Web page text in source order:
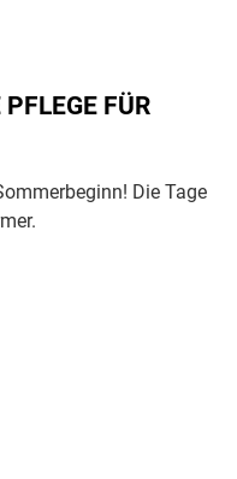
FÜR
Die Tage